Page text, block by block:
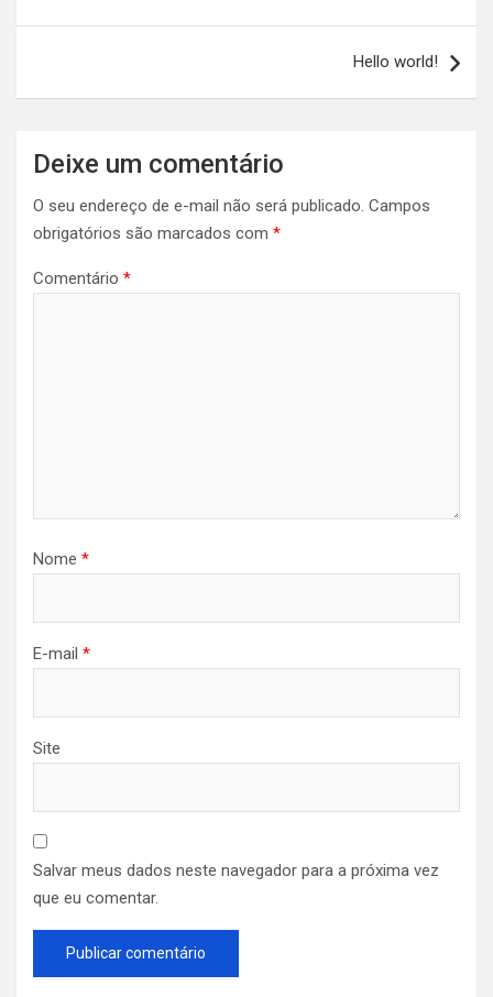
Hello world!
Deixe um comentário
O seu endereço de e-mail não será publicado. Campos
obrigatórios são marcados com *
Comentário *
Nome *
E-mail *
Site
Salvar meus dados neste navegador para a próxima vez
que eu comentar.